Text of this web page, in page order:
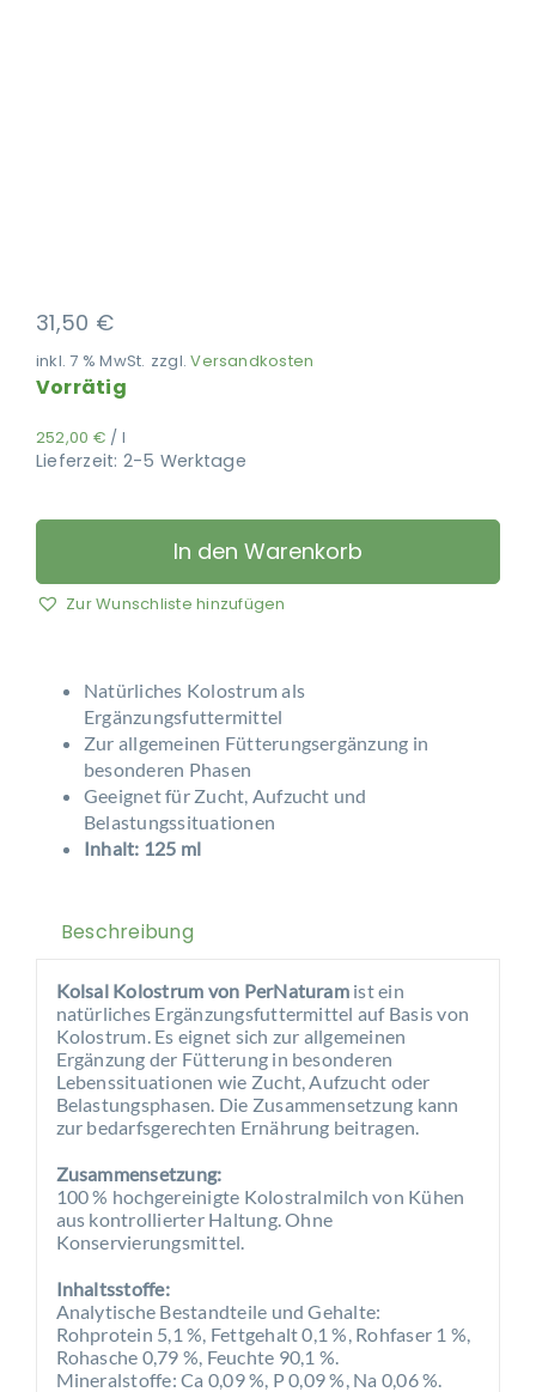
31,50 €
inkl. 7 % MwSt. zzgl.Versandkosten
Vorrätig
252,00 € / l
Lieferzeit: 2-5 Werktage
Kolsal®
-
In den Warenkorb
Zur Wunschliste hinzufügen
Natürliches Kolostrum als
Ergänzungsfuttermittel
Zur allgemeinen Fütterungsergänzung in
besonderen Phasen
Geeignet für Zucht, Aufzucht und
Belastungssituationen
Inhalt: 125 ml
Beschreibung
Kolsal Kolostrum von PerNaturamist ein
natürliches Ergänzungsfuttermittel auf Basis von
Kolostrum. Es eignet sich zur allgemeinen
Ergänzung der Fütterung in besonderen
Lebenssituationen wie Zucht, Aufzucht oder
Belastungsphasen. Die Zusammensetzung kann
zur bedarfsgerechten Ernährung beitragen.
Zusammensetzung:
100 % hochgereinigte Kolostralmilch von Kühen
aus kontrollierter Haltung. Ohne
Konservierungsmittel.
Inhaltsstoffe:
Analytische Bestandteile und Gehalte:
Rohprotein 5,1 %, Fettgehalt 0,1 %, Rohfaser 1 %,
Rohasche 0,79 %, Feuchte 90,1 %.
Mineralstoffe: Ca 0,09 %, P 0,09 %, Na 0,06 %.